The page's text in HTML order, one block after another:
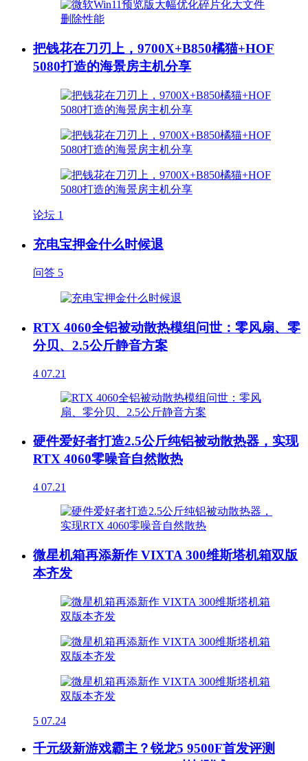
把钱花在刀刃上，9700X+B850橘猫+HOF
5080打造的海景房主机分享
论坛 1
充电宝押金什么时候退
问答 5
RTX 4060全铝被动散热模组问世：零风扇、零
分贝、2.5公斤静音方案
4 07.21
硬件爱好者打造2.5公斤纯铝被动散热器，实现
RTX 4060零噪音自然散热
4 07.21
微星机箱再添新作 VIXTA 300维斯塔机箱双版
本齐发
5 07.24
千元级新游戏霸主？锐龙5 9500F首发评测